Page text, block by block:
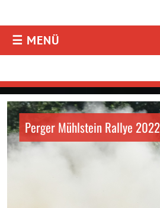
☰ MENÜ
Aktuelles
Resultate
Fotos & Videos
Facebook